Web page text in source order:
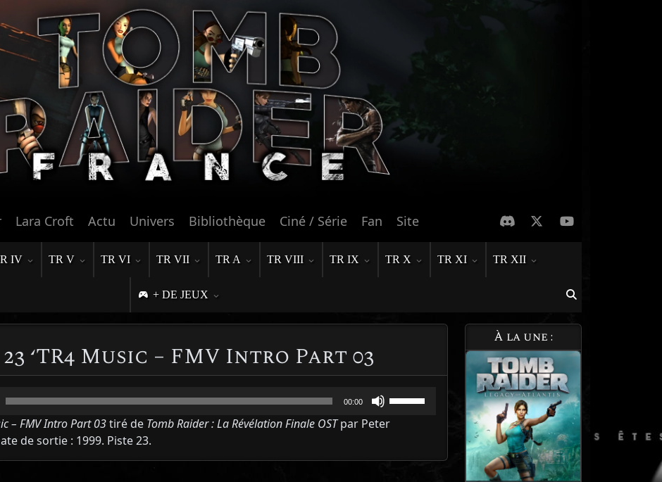
Lara Croft Actu Univers Bibliothèque Ciné / Série Fan Site
IV TR V TR VI TR VII TR A TR VIII TR IX TR X TR XI TR XII
+ DE JEUX
23 ‘TR4 Music – FMV Intro Part 03
00:00
pour
– FMV Intro Part 03tiré de Tomb Raider : La Révélation Finale OSTpar Peter
de sortie : 1999. Piste 23.
À la une :